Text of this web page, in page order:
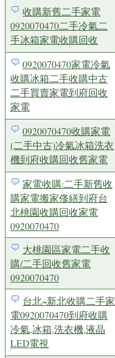
收購新舊二手家電
0920070470二手冷氣二
手冰箱家電收購回收
0920070470家電冷氣
收購冰箱二手收購中古
二手買賣家電到府回收
家電
0920070470收購家電
(二手中古)冷氣冰箱洗衣
機到府收購回收舊家電
家電收購:二手新舊收
購家電搬家俢繕到府台
北桃園收購回收家電
0920070470
大桃園區家電二手收
購/二手回收舊家電
0920070470
台北~新北收購二手家
電0920070470到府收購
冷氣,冰箱,洗衣機,液晶
LED電視